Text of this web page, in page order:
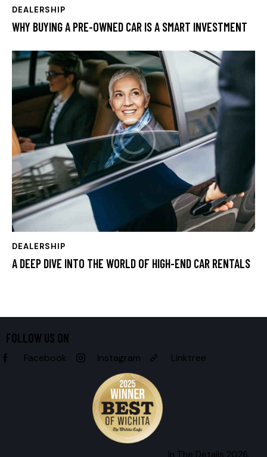
DEALERSHIP
WHY BUYING A PRE-OWNED CAR IS A SMART INVESTMENT
DEALERSHIP
A DEEP DIVE INTO THE WORLD OF HIGH-END CAR RENTALS
FOLLOW US ON
Facebook Instagram Linktree